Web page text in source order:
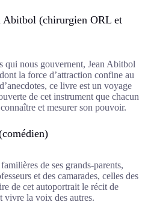
Abitbol (chirurgien ORL et
qui nous gouvernent, Jean Abitbol
la force d’attraction confine au
ce livre est un voyage
de cet instrument que chacun
et mesurer son pouvoir.
de ses grands-parents,
et des camarades, celles des
de cet autoportrait le récit de
vivre la voix des autres.